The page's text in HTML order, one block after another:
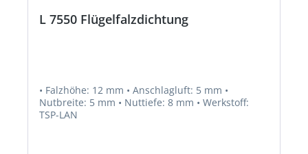
L 7550 Flügelfalzdichtung
• Falzhöhe: 12 mm • Anschlagluft: 5 mm •
Nutbreite: 5 mm • Nuttiefe: 8 mm • Werkstoff:
TSP-LAN